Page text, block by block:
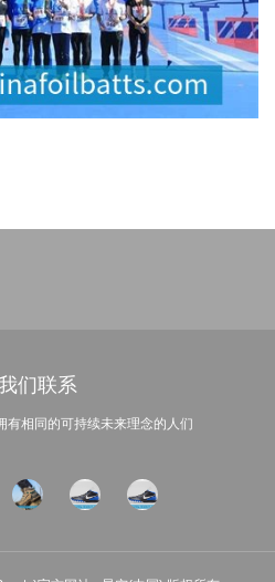
们联系
有相同的可持续未来理念的人们